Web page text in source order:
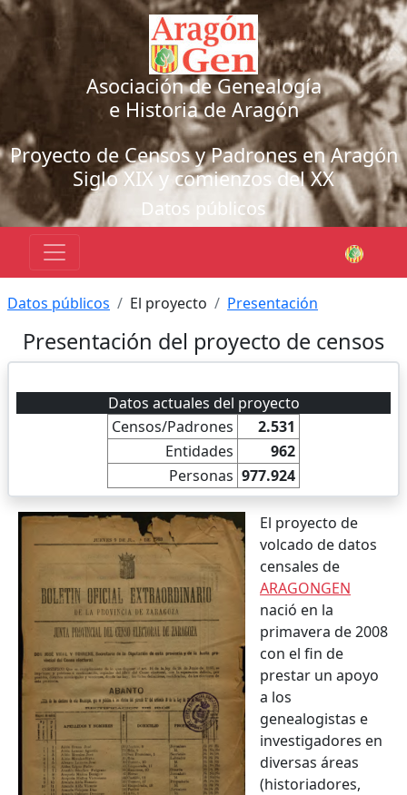
Asociación de Genealogía
e Historia de Aragón
Proyecto de Censos y Padrones en Aragón
Siglo XIX y comienzos del XX
Datos públicos
Datos públicos El proyecto Presentación
Presentación del proyecto de censos
Datos actuales del proyecto
Censos/Padrones
2.531
Entidades
962
Personas 977.924
El proyecto de
volcado de datos
censales de
ARAGONGEN
nació en la
primavera de 2008
con el fin de
prestar un apoyo
a los
genealogistas e
investigadores en
diversas áreas
(historiadores,